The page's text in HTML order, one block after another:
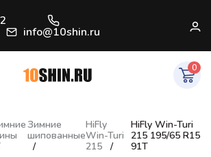
info@10shin.ru
0
Зимние
шипованные
HiFly
Win-Turi
215
HiFly Win-Turi
215 195/65 R15
91T